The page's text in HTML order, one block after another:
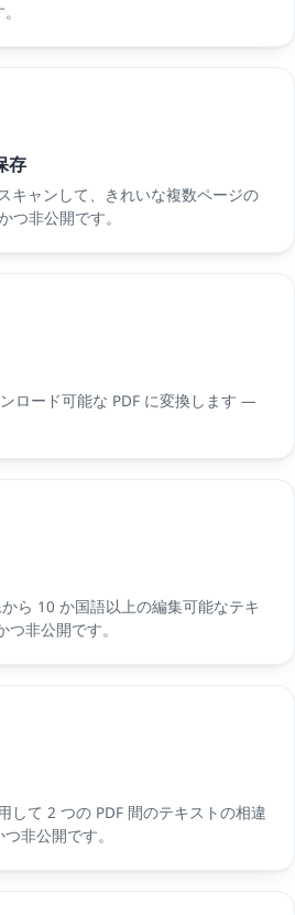
存
キャンして、きれいな複数ページの
つ非公開です。
ロード可能な PDF に変換します —
ら 10 か国語以上の編集可能なテキ
非公開です。
して 2 つの PDF 間のテキストの相違
非公開です。